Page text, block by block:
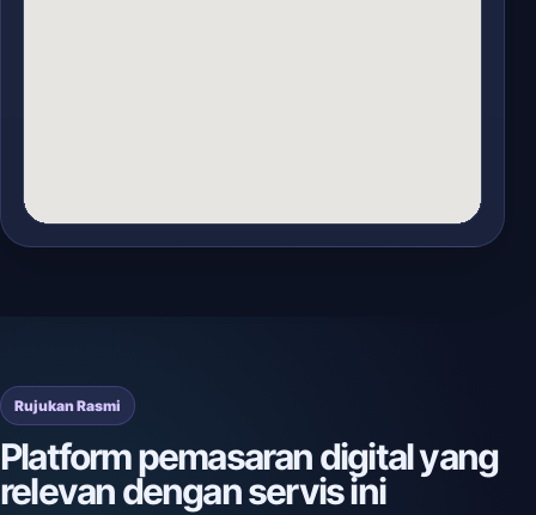
Rujukan Rasmi
Platform pemasaran digital yang
relevan dengan servis ini